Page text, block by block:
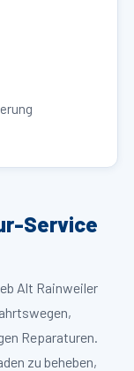
Service
Alt Rainweiler
Reparaturen.
zu beheben,